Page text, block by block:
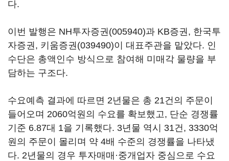
다.
이번 발행은 NH투자증권(005940)과 KB증권, 한국투
자증권, 키움증권(039490)이 대표주관을 맡았다. 인
수단은 총액인수 방식으로 참여해 미매각 물량을 부
담하는 구조다.
수요예측 결과에 따르면 2년물은 총 21건의 주문이
들어오며 2060억원의 수요를 확보했고, 단순 경쟁률
기준 6.87대 1을 기록했다. 3년물 역시 31건, 3330억
원의 주문이 몰리며 약 4배 수준의 경쟁률을 나타냈
다. 2년물의 경우 투자매매·중개업자 중심으로 수요